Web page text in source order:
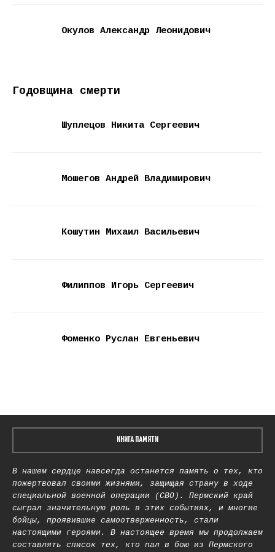
Окулов Александр Леонидович
Годовщина смерти
Шуплецов Никита Сергеевич
Мошегов Андрей Владимирович
Кошутин Михаил Васильевич
Филиппов Игорь Сергеевич
Фоменко Руслан Евгеньевич
КНИГА ПАМЯТИ
В нашем сердце навсегда останется память о тех, кто
пожертвовал своими жизнями, защищая страну в ходе
специальной военной операции (СВО). Пермский край
сыграл значительную роль в этих событиях, и многие
бойцы, проявившие самоотверженность, стали
настоящими героями. В настоящее время мы продолжаем
составлять список тех, кто пал в бою из Пермского